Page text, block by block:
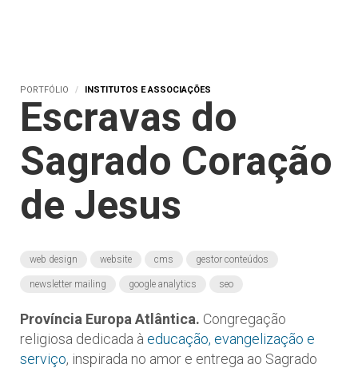
PORTFÓLIO INSTITUTOS E ASSOCIAÇÕES
Escravas do
Sagrado Coração
de Jesus
web design website cms gestor conteúdos
newsletter mailing google analytics seo
Província Europa Atlântica. Congregação
religiosa dedicada à educação, evangelização e
serviço, inspirada no amor e entrega ao Sagrado